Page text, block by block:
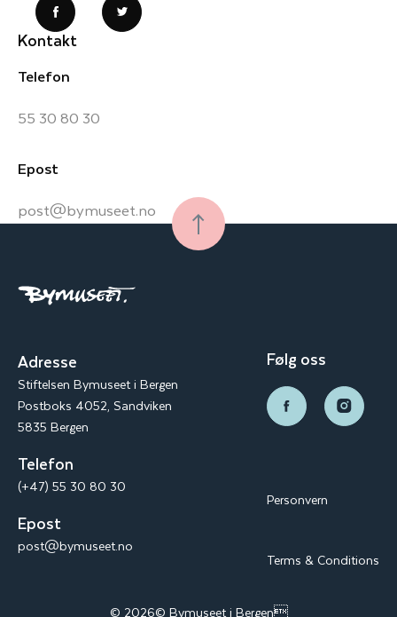
Kontakt
Telefon
55 30 80 30
Epost
post@bymuseet.no
Adresse
Stiftelsen Bymuseet i Bergen
Postboks 4052, Sandviken
5835 Bergen
Telefon
(+47) 55 30 80 30
Epost
post@bymuseet.no
Følg oss
Personvern
Terms & Conditions
© 2026© Bymuseet i Bergen